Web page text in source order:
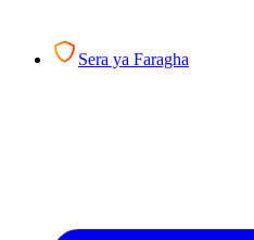
Sera ya Faragha